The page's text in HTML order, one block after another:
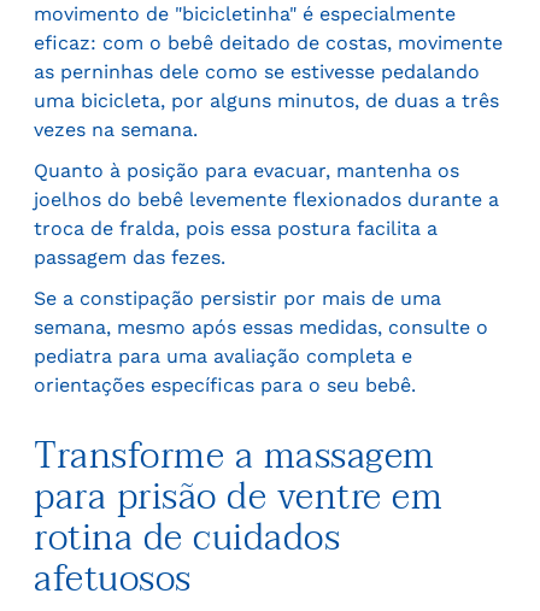
movimento de "bicicletinha" é especialmente
eficaz: com o bebê deitado de costas, movimente
as perninhas dele como se estivesse pedalando
uma bicicleta, por alguns minutos, de duas a três
vezes na semana.
Quanto à posição para evacuar, mantenha os
joelhos do bebê levemente flexionados durante a
troca de fralda, pois essa postura facilita a
passagem das fezes.
Se a constipação persistir por mais de uma
semana, mesmo após essas medidas, consulte o
pediatra para uma avaliação completa e
orientações específicas para o seu bebê.
Transforme a massagem
para prisão de ventre em
rotina de cuidados
afetuosos